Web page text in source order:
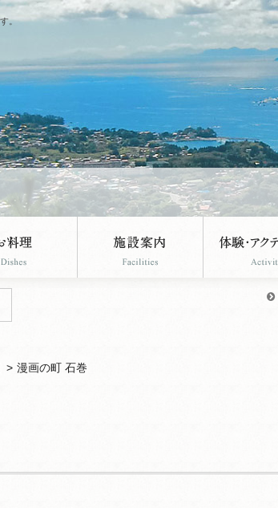
。
漫画の町 石巻